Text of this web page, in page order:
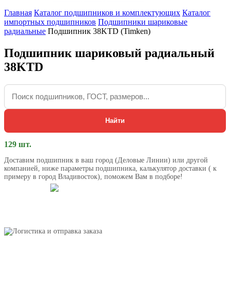
Главная Каталог подшипников и комплектующих Каталог
импортных подшипников Подшипники шариковые
радиальные Подшипник 38KTD (Timken)
Подшипник шариковый радиальный
38KTD
Найти
129 шт.
Доставим подшипник в ваш город (Деловые Линии) или другой
компанией, ниже параметры подшипника, калькулятор доставки ( к
примеру в город Владивосток), поможем Вам в подборе!